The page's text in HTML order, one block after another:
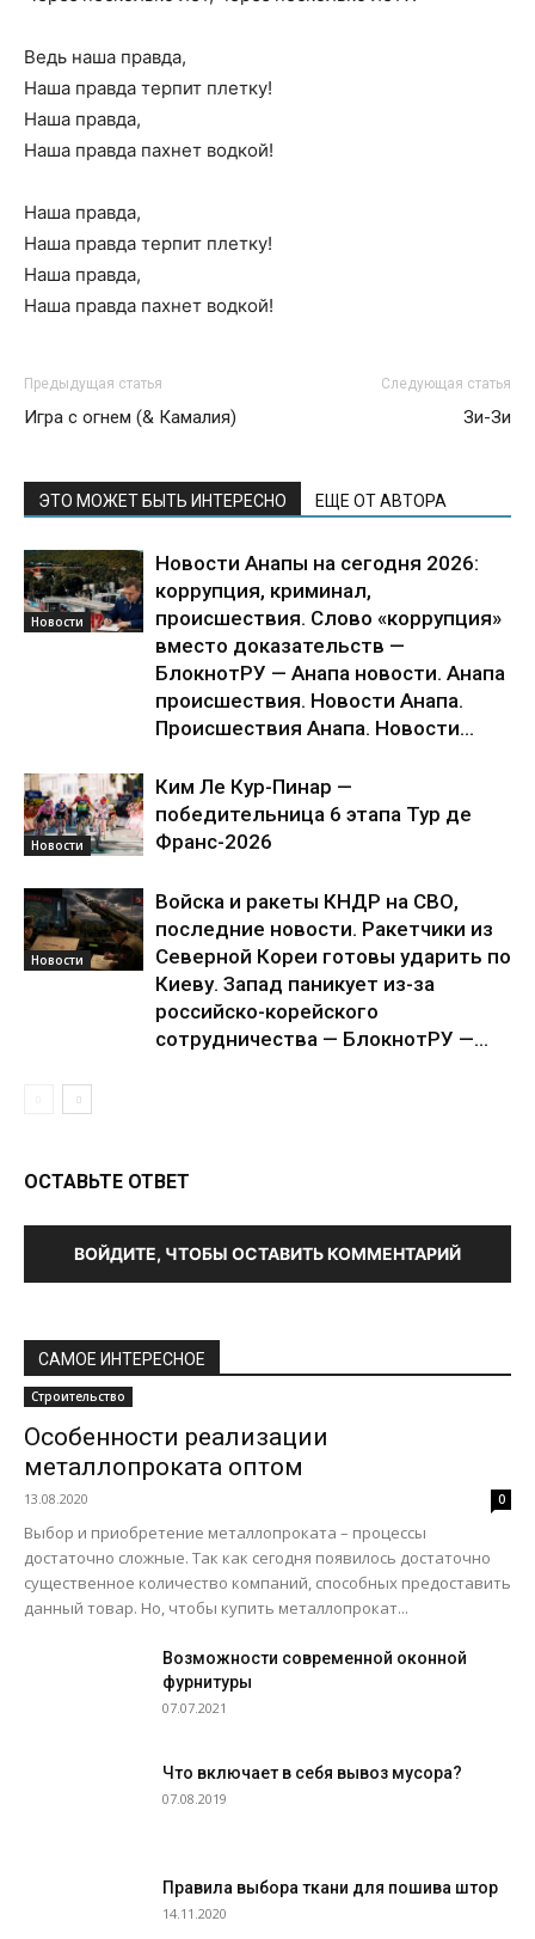
Ведь наша правда,
Наша правда терпит плетку!
Наша правда,
Наша правда пахнет водкой!
Наша правда,
Наша правда терпит плетку!
Наша правда,
Наша правда пахнет водкой!
Предыдущая статья
Игра с огнем (& Камалия)
Следующая статья
Зи-Зи
ЭТО МОЖЕТ БЫТЬ ИНТЕРЕСНО ЕЩЕ ОТ АВТОРА
Новости
Новости Анапы на сегодня 2026:
коррупция, криминал,
происшествия. Слово «коррупция»
вместо доказательств —
БлокнотРУ — Анапа новости. Анапа
происшествия. Новости Анапа.
Происшествия Анапа. Новости...
Новости
Ким Ле Кур-Пинар —
победительница 6 этапа Тур де
Франс-2026
Новости
Войска и ракеты КНДР на СВО,
последние новости. Ракетчики из
Северной Кореи готовы ударить по
Киеву. Запад паникует из-за
российско-корейского
сотрудничества — БлокнотРУ —...
ОСТАВЬТЕ ОТВЕТ
ВОЙДИТЕ, ЧТОБЫ ОСТАВИТЬ КОММЕНТАРИЙ
САМОЕ ИНТЕРЕСНОЕ
Строительство
Особенности реализации
металлопроката оптом
13.08.2020 0
Выбор и приобретение металлопроката – процессы
достаточно сложные. Так как сегодня появилось достаточно
существенное количество компаний, способных предоставить
данный товар. Но, чтобы купить металлопрокат...
Возможности современной оконной
фурнитуры
07.07.2021
Что включает в себя вывоз мусора?
07.08.2019
Правила выбора ткани для пошива штор
14.11.2020